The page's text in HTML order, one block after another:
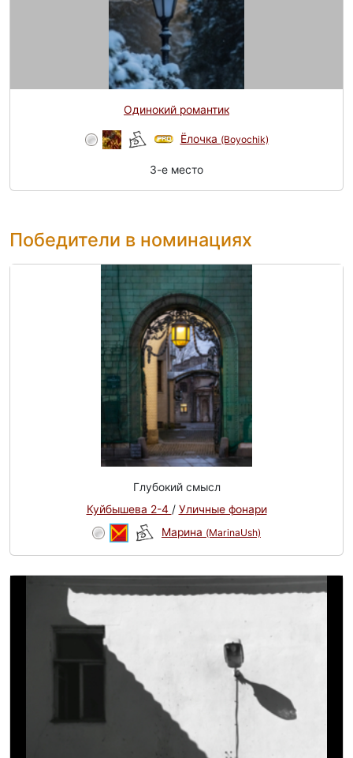
Одинокий романтик
Ёлочка (Boyochik)
3-e место
Победители в номинациях
Глубокий смысл
Куйбышева 2-4 / Уличные фонари
Марина (MarinaUsh)